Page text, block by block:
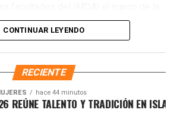
Agencia de Noticias
Eliminar Trámites Burocráticos
de la Autoridad Municipal de
Con ello, se busca agilizar
administrativas y mejorar la
CONTINUAR LEYENDO
RECIENTE
hace 44 minutos
TALENTO Y TRADICIÓN EN ISLA